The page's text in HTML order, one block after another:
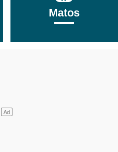
Matos